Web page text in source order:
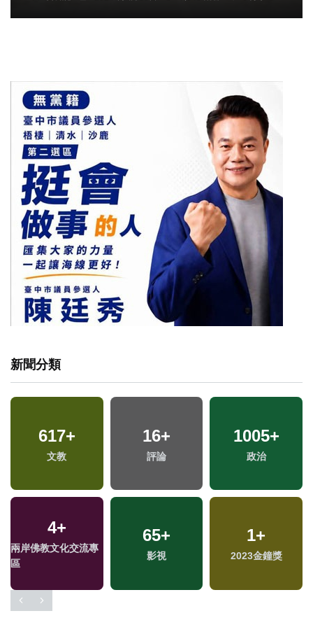
新聞分類
617+
文教
16+
評論
1005+
政治
4+
兩岸佛教文化交流專
區
65+
影視
1+
2023金鐘獎